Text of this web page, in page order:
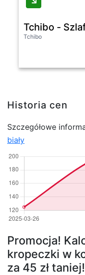
Tchibo -
Tchibo
Historia cen
Szczegółowe
biały
Promocja!
kropeczki w
za 45 zł taniej!